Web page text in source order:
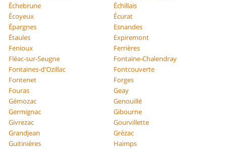
Échebrune
Échillais
Écoyeux
Écurat
Épargnes
Esnandes
Étaules
Expiremont
Fenioux
Ferrières
Fléac-sur-Seugne
Fontaine-Chalendray
Fontaines-d'Ozillac
Fontcouverte
Fontenet
Forges
Fouras
Geay
Gémozac
Genouillé
Germignac
Gibourne
Givrezac
Gourvillette
Grandjean
Grézac
Guitinières
Haimps